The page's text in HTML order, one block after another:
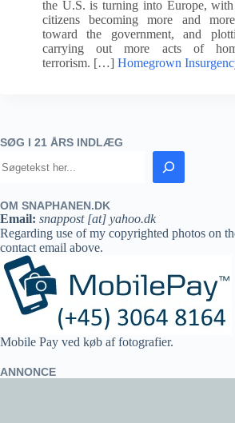
the U.S. is turning into Europe,
citizens becoming more and
toward the government, and
carrying out more acts of
terrorism. […] Homegrown
SØG I 21 ÅRS INDLÆG
OM SNAPHANEN.DK
Email: snappost [at] yahoo.dk
Regarding use of my copyrighted photos on
contact email above.
Mobile Pay ved køb af fotografier.
ANNONCE